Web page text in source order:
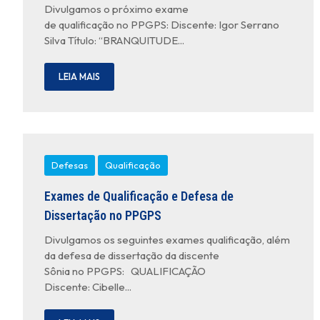
Divulgamos o próximo exame
de qualificação no PPGPS: Discente: Igor Serrano
Silva Título: “BRANQUITUDE...
LEIA MAIS
Defesas Qualificação
Exames de Qualificação e Defesa de
Dissertação no PPGPS
Divulgamos os seguintes exames qualificação, além
da defesa de dissertação da discente
Sônia no PPGPS: QUALIFICAÇÃO
Discente: Cibelle...